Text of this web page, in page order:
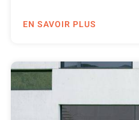
EN SAVOIR PLUS